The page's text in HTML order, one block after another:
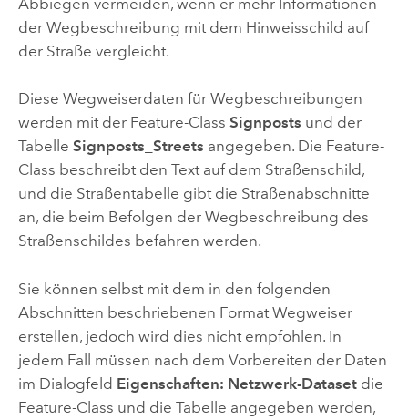
Abbiegen vermeiden, wenn er mehr Informationen
der Wegbeschreibung mit dem Hinweisschild auf
der Straße vergleicht.
Diese Wegweiserdaten für Wegbeschreibungen
werden mit der Feature-Class Signposts und der
Tabelle Signposts_Streets angegeben. Die Feature-
Class beschreibt den Text auf dem Straßenschild,
und die Straßentabelle gibt die Straßenabschnitte
an, die beim Befolgen der Wegbeschreibung des
Straßenschildes befahren werden.
Sie können selbst mit dem in den folgenden
Abschnitten beschriebenen Format Wegweiser
erstellen, jedoch wird dies nicht empfohlen. In
jedem Fall müssen nach dem Vorbereiten der Daten
im Dialogfeld Eigenschaften: Netzwerk-Datasetdie
Feature-Class und die Tabelle angegeben werden,